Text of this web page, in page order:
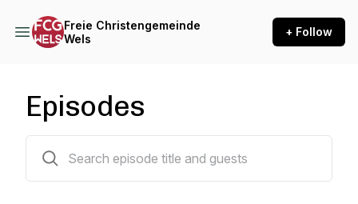
Freie Christengemeinde
Wels
+ Follow
Episodes